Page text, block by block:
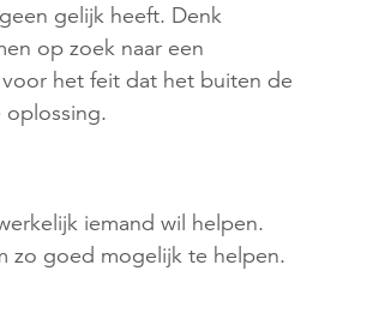
gelijk heeft. Denk
op zoek naar een
het feit dat het buiten de
oplossing.
iemand wil helpen.
zo goed mogelijk te helpen.